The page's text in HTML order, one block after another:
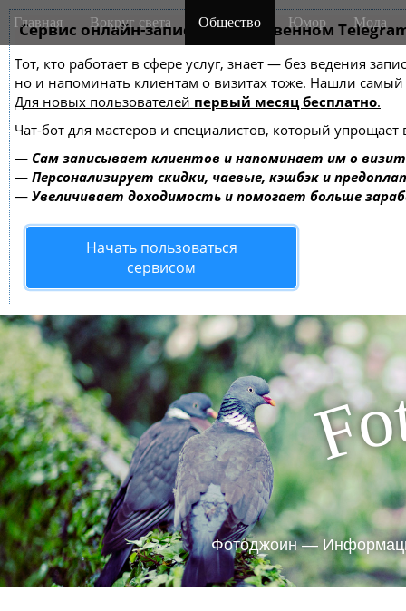
Сервис онлайн-записи на собственном
Тот, кто работает в сфере услуг, знает — без ведения
но и напоминать клиентам о визитах тоже. Нашли
Для новых пользователей первый месяц бесплатно.
Чат-бот для мастеров и специалистов, который упрощает
— Сам записывает клиентов и напоминает им о
— Персонализирует скидки, чаевые, кэшбэк и
— Увеличивает доходимость и помогает больше
Начать пользоваться
сервисом
M
a
n
m
e
n
u
i
Главная Вокруг света Общество Юмор Мода
Fo
Фотоджоин —